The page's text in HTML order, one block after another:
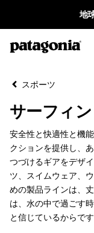
地
絞り込み／並び替え
絞り込み
カテゴリー
新着製品
メンズ
ウィメンズ
パック＆ギア
スポーツ
サーフィ
安全性と快適性と機
クションを提供し、
つづけるギアをデザ
ツ、スイムウェア、
めの製品ラインは、
は、水の中で過ごす
と信じているからです